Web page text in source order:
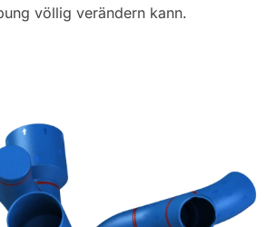
völlig verändern kann.